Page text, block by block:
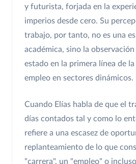
y futurista, forjada en la
imperios desde cero. Su
trabajo, por tanto, no es una
académica, sino la
estado en la primera línea de
empleo en sectores dinámicos.
Cuando Elías habla de que el
días contados tal y como lo
refiere a una escasez de
replanteamiento de lo que
"carrera", un "empleo" o